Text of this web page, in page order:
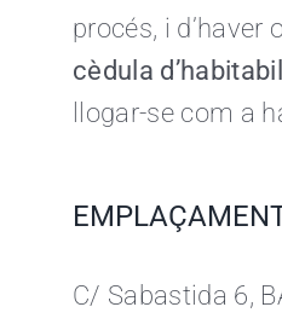
procés, i d’haver
cèdula
llogar-se com a
C/ Sabastida 6,